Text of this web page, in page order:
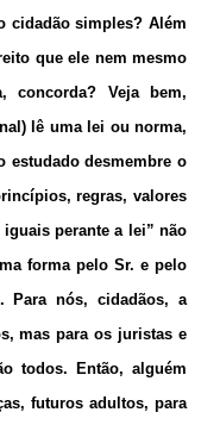
cidadão simples? Além
que ele nem mesmo
concorda? Veja bem,
lê uma lei ou norma,
estudado desmembre o
regras, valores
perante a lei” não
forma pelo Sr. e pelo
Para nós, cidadãos, a
mas para os juristas e
todos. Então, alguém
futuros adultos, para